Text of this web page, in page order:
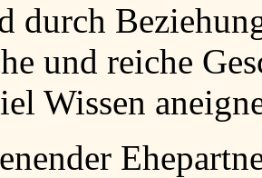
durch
und reiche
Wissen